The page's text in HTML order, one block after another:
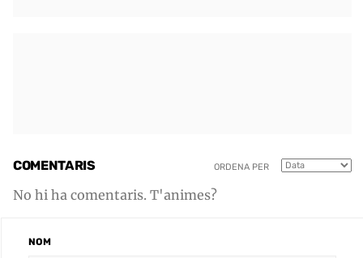
COMENTARIS ORDENA PER
No hi ha comentaris. T'animes?
NOM